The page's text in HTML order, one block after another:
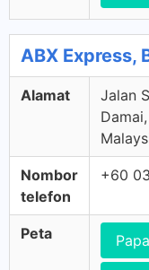
ABX Express,
Alamat
Jalan
Nombor
telefon
+60
Peta